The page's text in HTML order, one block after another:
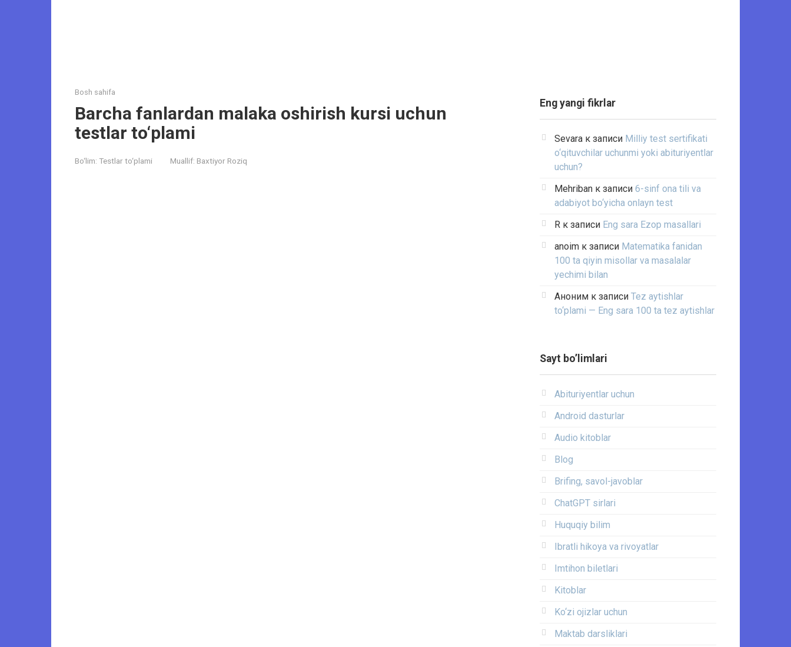
Bosh sahifa
Barcha fanlardan malaka oshirish kursi uchun
testlar to‘plami
Bo‘lim: Testlar to‘plami Muallif: Baxtiyor Roziq
Eng yangi fikrlar
Sevara к записи Milliy test sertifikati
o‘qituvchilar uchunmi yoki abituriyentlar
uchun?
Mehriban к записи 6-sinf ona tili va
adabiyot bo‘yicha onlayn test
R к записи Eng sara Ezop masallari
anoim к записи Matematika fanidan
100 ta qiyin misollar va masalalar
yechimi bilan
Аноним к записи Tez aytishlar
to‘plami — Eng sara 100 ta tez aytishlar
Sayt bo’limlari
Abituriyentlar uchun
Android dasturlar
Audio kitoblar
Blog
Brifing, savol-javoblar
ChatGPT sirlari
Huquqiy bilim
Ibratli hikoya va rivoyatlar
Imtihon biletlari
Kitoblar
Ko‘zi ojizlar uchun
Maktab darsliklari